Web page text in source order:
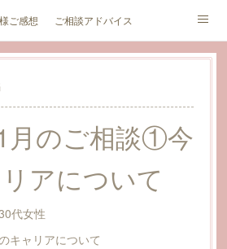
ご感想 ご相談アドバイス
ログ 価格（新規受付中止中）
月のご相談①今
アについて
代女性
ャリアについて